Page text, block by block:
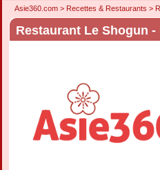
Asie360.com > Recettes & Restaurants >
Restaurant Le Shogun